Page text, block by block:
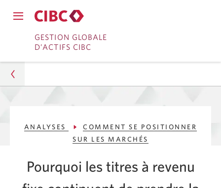
bancaires
navigation
principal.
GESTION GLOBALE
D’ACTIFS CIBC
Fermer
Gestion d’actifs
Analyses
L’importance des titres à revenu fixe lorsque les
taux baissent
ANALYSES
COMMENT SE POSITIONNER
SUR LES MARCHÉS
Pourquoi les titres à revenu